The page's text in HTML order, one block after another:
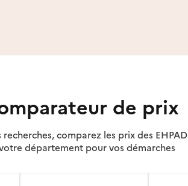
de prix
comparez les prix des EHPAD
département pour vos démarches